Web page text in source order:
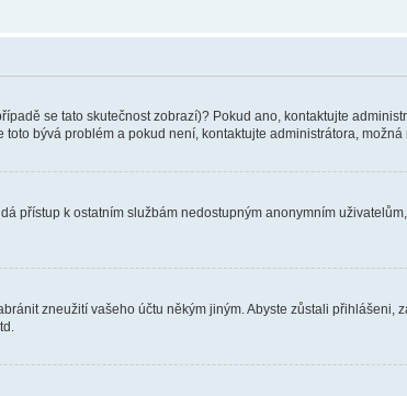
se tato skutečnost zobrazí)? Pokud ano, kontaktujte
bývá problém a pokud není, kontaktujte administrátora, možná
přístup k ostatním službám nedostupným anonymním
zneužití vašeho účtu někým jiným. Abyste zůstali přihlášeni,